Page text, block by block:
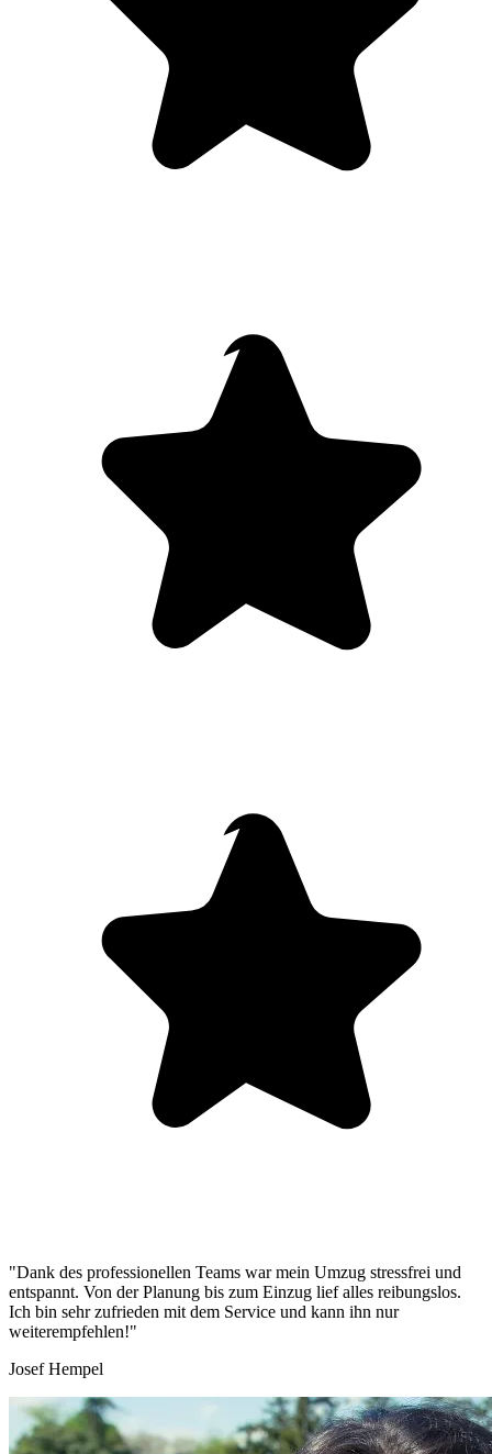
"Dank des professionellen Teams war mein Umzug stressfrei und
entspannt. Von der Planung bis zum Einzug lief alles reibungslos.
Ich bin sehr zufrieden mit dem Service und kann ihn nur
weiterempfehlen!"
Josef Hempel